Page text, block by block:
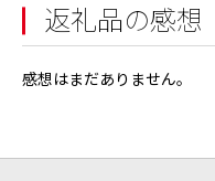
返礼品の感想
感想はまだありません。